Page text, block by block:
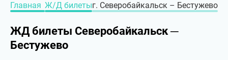
Главная Ж/Д билетыг. Северобайкальск – Бестужево
ЖД билеты Северобайкальск ─
Бестужево